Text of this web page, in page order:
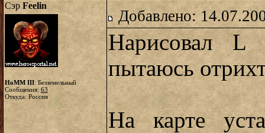
Сэр Feelin
HoMM III: Безземельный
Сообщения: 63
Откуда: Россия
Добавлено:
Нарисовал
пытаюсь
На карте